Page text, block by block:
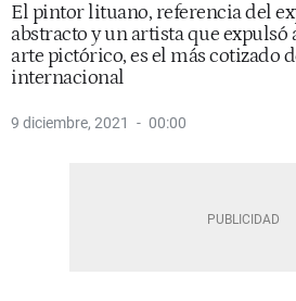
El pintor lituano, referencia del
abstracto y un artista que expulsó
arte pictórico, es el más cotizado
internacional
9 diciembre, 2021 00:00